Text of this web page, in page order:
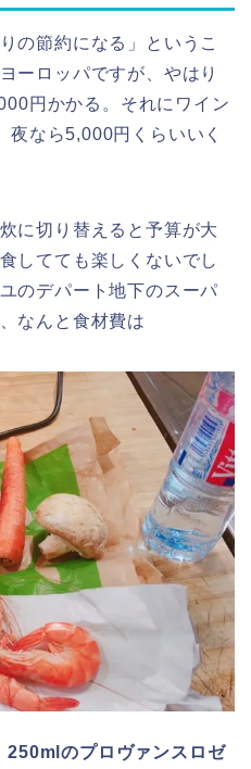
の節約になる」というこ
ーロッパですが、やはり
円かかる。それにワイン
夜なら5,000円くらいいく
に切り替えると予算が大
してても楽しくないでし
のデパート地下のスーパ
なんと食材費は
250mlのプロヴァンスロゼ